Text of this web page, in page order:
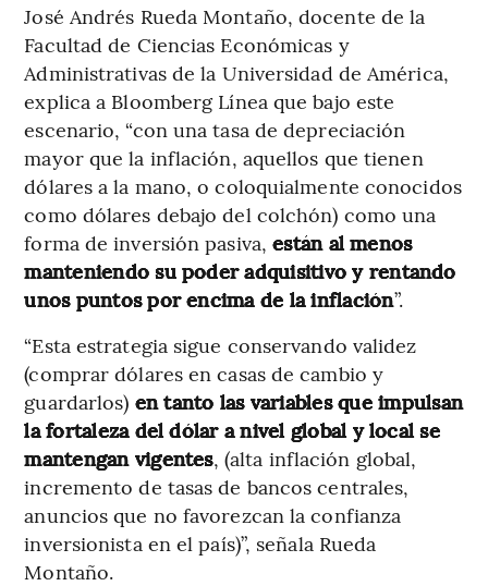
José Andrés Rueda Montaño, docente de la
Facultad de Ciencias Económicas y
Administrativas de la Universidad de América,
explica a Bloomberg Línea que bajo este
escenario, “con una tasa de depreciación
mayor que la inflación, aquellos que tienen
dólares a la mano, o coloquialmente conocidos
como dólares debajo del colchón) como una
forma de inversión pasiva,están al menos
manteniendo su poder adquisitivo y rentando
unos puntos por encima de la inflación”.
“Esta estrategia sigue conservando validez
(comprar dólares en casas de cambio y
guardarlos) en tanto las variables que impulsan
la fortaleza del dólar a nivel global y local se
mantengan vigentes, (alta inflación global,
incremento de tasas de bancos centrales,
anuncios que no favorezcan la confianza
inversionista en el país)”, señala Rueda
Montaño.